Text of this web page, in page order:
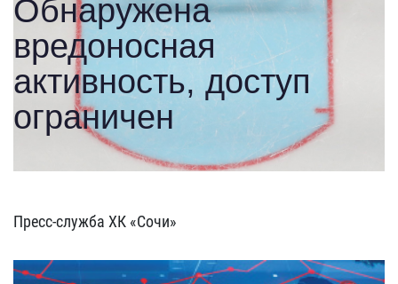
Пресс-служба ХК «Сочи»